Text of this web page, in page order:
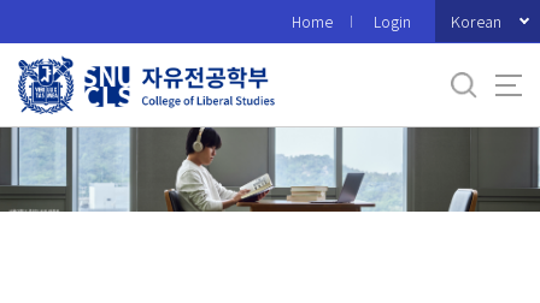
로
메
Home Login Korean